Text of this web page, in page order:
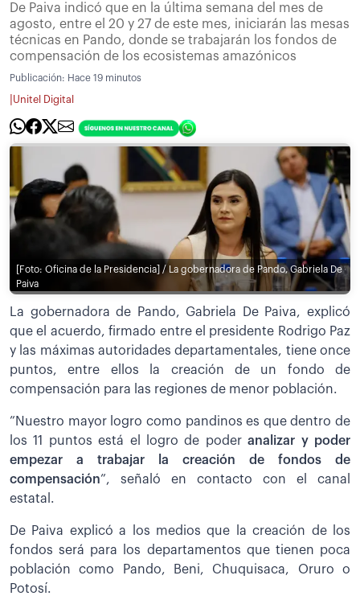
De Paiva indicó que en la última semana del mes de
agosto, entre el 20 y 27 de este mes, iniciarán las mesas
técnicas en Pando, donde se trabajarán los fondos de
compensación de los ecosistemas amazónicos
Publicación: Hace 19 minutos
Unitel Digital
[Foto: Oficina de la Presidencia] / La gobernadora de Pando, Gabriela De
Paiva
La gobernadora de Pando, Gabriela De Paiva, explicó
que el acuerdo, firmado entre el presidente Rodrigo Paz
y las máximas autoridades departamentales, tiene once
puntos, entre ellos la creación de un fondo de
compensación para las regiones de menor población.
”Nuestro mayor logro como pandinos es que dentro de
los 11 puntos está el logro de poderanalizar y poder
empezar a trabajar la creación de fondos de
compensación”, señaló en contacto con el canal
estatal.
De Paiva explicó a los medios que la creación de los
fondos será para los departamentos que tienen poca
población como Pando, Beni, Chuquisaca, Oruro o
Potosí.